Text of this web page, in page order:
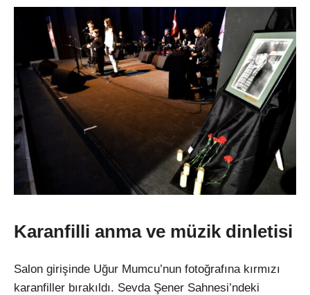
Karanfilli anma ve müzik dinletisi
Salon girişinde Uğur Mumcu’nun fotoğrafına kırmızı
karanfiller bırakıldı. Sevda Şener Sahnesi’ndeki